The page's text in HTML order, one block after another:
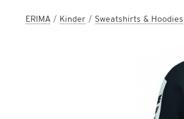
ERIMA Kinder Sweatshirts & Hoodies